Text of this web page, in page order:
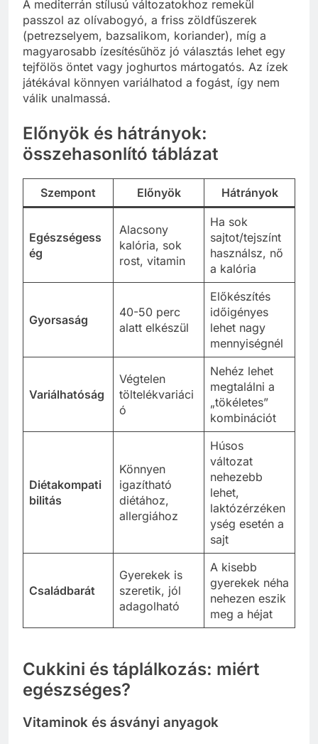
A mediterrán stílusú változatokhoz remekül
passzol az olívabogyó, a friss zöldfűszerek
(petrezselyem, bazsalikom, koriander), míg a
magyarosabb ízesítésűhöz jó választás lehet egy
tejfölös öntet vagy joghurtos mártogatós. Az ízek
játékával könnyen variálhatod a fogást, így nem
válik unalmassá.
Előnyök és hátrányok:
összehasonlító táblázat
Szempont Előnyök Hátrányok
Egészségess
ég
Alacsony
kalória, sok
rost, vitamin
Ha sok
sajtot/tejszínt
használsz, nő
a kalória
Gyorsaság
40-50 perc
alatt elkészül
Előkészítés
időigényes
lehet nagy
mennyiségnél
Variálhatóság
Végtelen
töltelékvariáci
ó
Nehéz lehet
megtalálni a
„tökéletes”
kombinációt
Diétakompati
bilitás
Könnyen
igazítható
diétához,
allergiához
Húsos
változat
nehezebb
lehet,
laktózérzéken
ység esetén a
sajt
Családbarát
Gyerekek is
szeretik, jól
adagolható
A kisebb
gyerekek néha
nehezen eszik
meg a héjat
Cukkini és táplálkozás: miért
egészséges?
Vitaminok és ásványi anyagok